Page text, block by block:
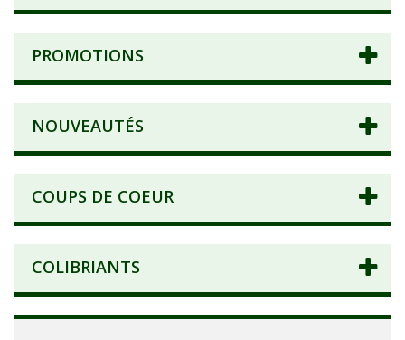
PROMOTIONS
NOUVEAUTÉS
COUPS DE COEUR
COLIBRIANTS